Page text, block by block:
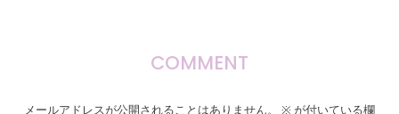
COMMENT
メールアドレスが公開されることはありません。 ※ が付いている欄